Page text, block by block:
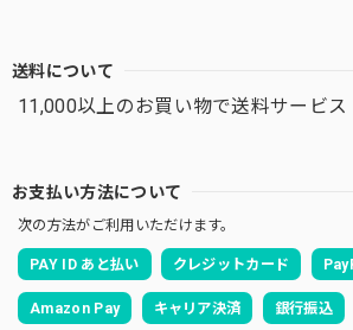
送料について
11,000以上のお買い物で送料サービス
お支払い方法について
次の方法がご利用いただけます。
PAY ID あと払い クレジットカード
Amazon Pay キャリア決済 銀行振込